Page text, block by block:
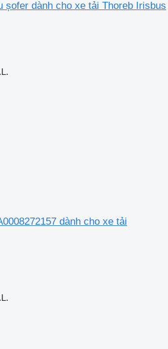
șofer dành cho xe tải Thoreb Irisbus
dành cho xe tải